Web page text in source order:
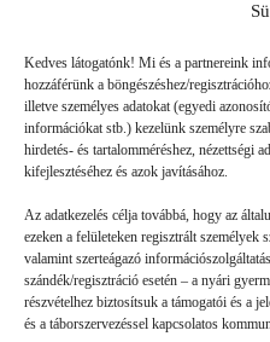
Kedves látogatónk! Mi és a partnereink
hozzáférünk a böngészéshez/
illetve személyes adatokat (egyedi
információkat stb.) kezelünk személyre
hirdetés- és tartalomméréshez, nézettségi
kifejlesztéséhez és azok javításához.
Az adatkezelés célja továbbá, hogy az
ezeken a felületeken regisztrált személyek
valamint szerteágazó
szándék/regisztráció esetén – a nyári
részvételhez biztosítsuk a támogatói és a
és a táborszervezéssel kapcsolatos